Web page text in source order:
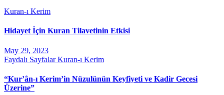
Kuran-ı Kerim
Hidayet İçin Kuran Tilavetinin Etkisi
May 29, 2023
Faydalı SayfalarKuran-ı Kerim
“Kur’ân-ı Kerim’in Nüzulünün Keyfiyeti ve Kadir Gecesi
Üzerine”